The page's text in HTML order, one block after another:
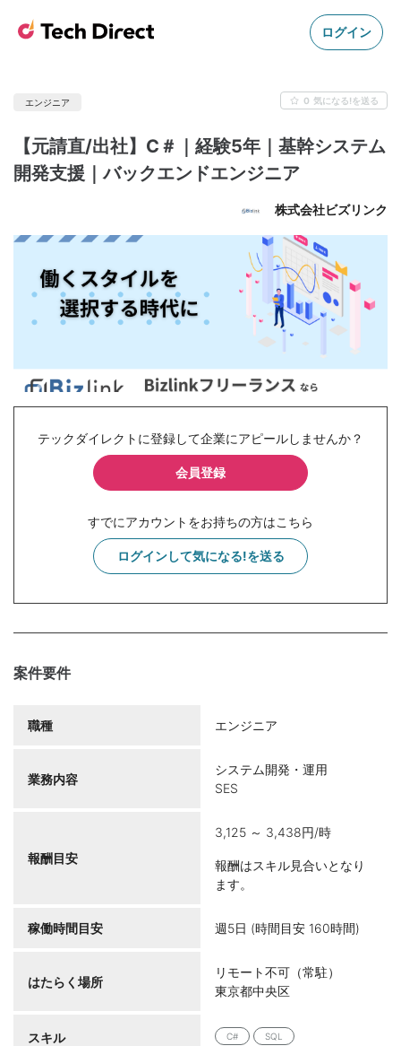
ログイン
エンジニア 0 気になる!を送る
【元請直/出社】C＃｜経験5年｜基幹システム
開発支援｜バックエンドエンジニア
株式会社ビズリンク
テックダイレクトに登録して企業にアピールしませんか？
会員登録
すでにアカウントをお持ちの方はこちら
ログインして気になる!を送る
案件要件
職種 エンジニア
業務内容
システム開発・運用
SES
報酬目安
3,125 ～ 3,438円/時
報酬はスキル見合いとなり
ます。
稼働時間目安 週5日 (時間目安 160時間)
はたらく場所
リモート不可（常駐）
東京都中央区
スキル C# SQL